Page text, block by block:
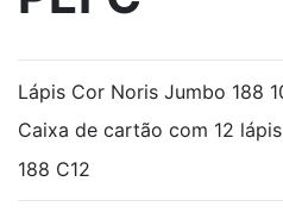
Lápis Cor Noris Jumbo 188
Caixa de cartão com 12
188 C12